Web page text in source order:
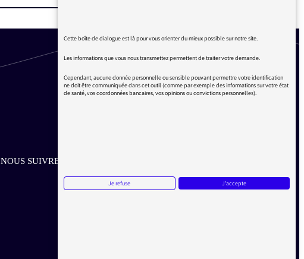
NOUS SUIVRE SUR LES RÉSEAUX
Aller sur la page Facebook de la Médiatrice
Aller sur la page Twitter de la Médiatrice
Aller sur la page Instagram de la Médiatrice
Cette boîte de dialogue est là pour vous orienter du mieux possible sur notre site.
Les informations que vous nous transmettez permettent de traiter votre demande.
Cependant, aucune donnée personnelle ou sensible pouvant permettre votre identification
ne doit être communiquée dans cet outil (comme par exemple des informations sur votre état
de santé, vos coordonnées bancaires, vos opinions ou convictions personnelles).
Je refuse J'accepte